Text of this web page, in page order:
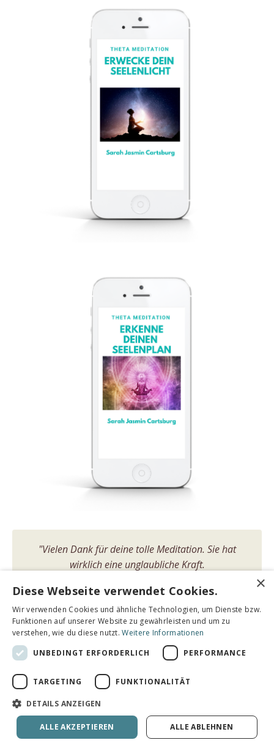
"Vielen Dank für deine tolle Meditation. Sie hat
wirklich eine unglaubliche Kraft.
Vielen Dank, dass du das kostenlos zur Verfügung
stellst!
Möge sich das Licht für unseren Planeten, für alle
Wesenheiten und uns Menschen rasch ausbreiten.
Martina*
"… das hilft mir sooooo sehr.
×
Diese Webseite verwendet Cookies.
Wir verwenden Cookies und ähnliche Technologien, um Dienste bzw.
Funktionen auf unserer Website zu gewährleisten und um zu
verstehen, wie du diese nutzt.Weitere Informationen
UNBEDINGT ERFORDERLICH
PERFORMANCE
TARGETING FUNKTIONALITÄT
DETAILS ANZEIGEN
ALLE AKZEPTIEREN ALLE ABLEHNEN